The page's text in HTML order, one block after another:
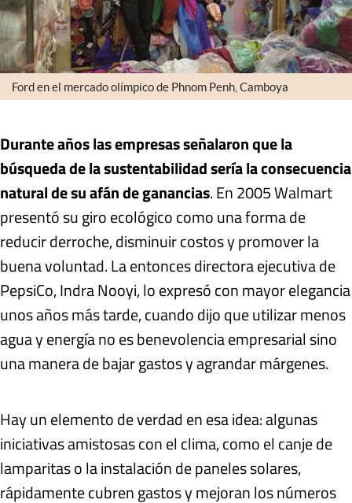
Ford en el mercado olímpico de Phnom Penh, Camboya
Durante años las empresas señalaron que la
búsqueda de la sustentabilidad sería la consecuencia
natural de su afán de ganancias. En 2005 Walmart
presentó su giro ecológico como una forma de
reducir derroche, disminuir costos y promover la
buena voluntad. La entonces directora ejecutiva de
PepsiCo, Indra Nooyi, lo expresó con mayor elegancia
unos años más tarde, cuando dijo que utilizar menos
agua y energía no es benevolencia empresarial sino
una manera de bajar gastos y agrandar márgenes.
Hay un elemento de verdad en esa idea: algunas
iniciativas amistosas con el clima, como el canje de
lamparitas o la instalación de paneles solares,
rápidamente cubren gastos y mejoran los números